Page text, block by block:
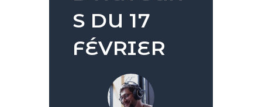
S DU 17
FÉVRIER